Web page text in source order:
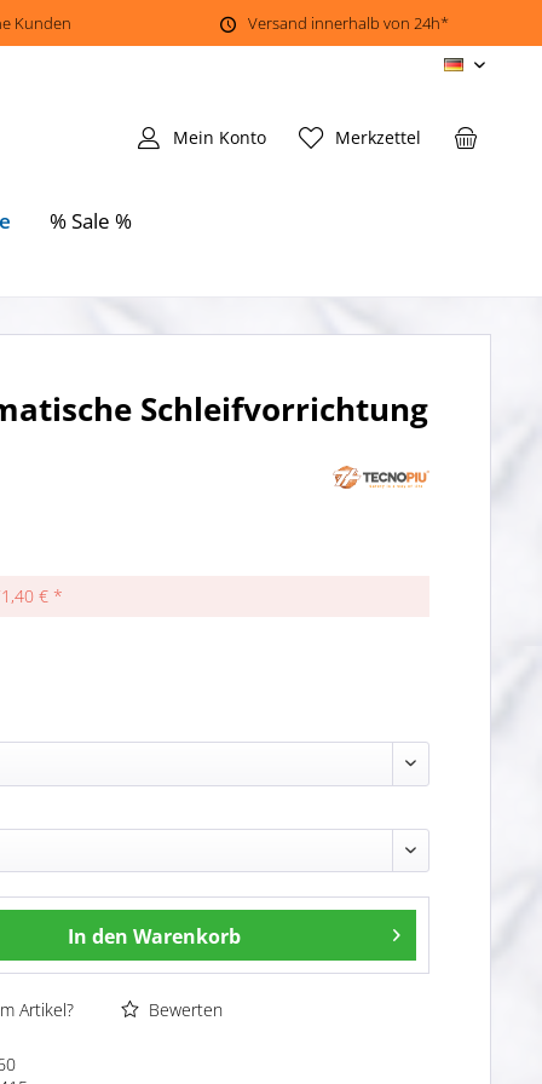
Kunden Versand innerhalb von 24h*
DE
Merkzettel
Mein Konto
% Sale %
Schleifvorrichtung
€ *
In den Warenkorb
Artikel? Bewerten